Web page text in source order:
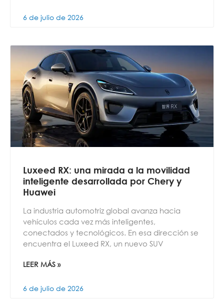
6 de julio de 2026
Luxeed RX: una mirada a la movilidad
inteligente desarrollada por Chery y
Huawei
La industria automotriz global avanza hacia
vehículos cada vez más inteligentes,
conectados y tecnológicos. En esa dirección se
encuentra el Luxeed RX, un nuevo SUV
LEER MÁS »
6 de julio de 2026